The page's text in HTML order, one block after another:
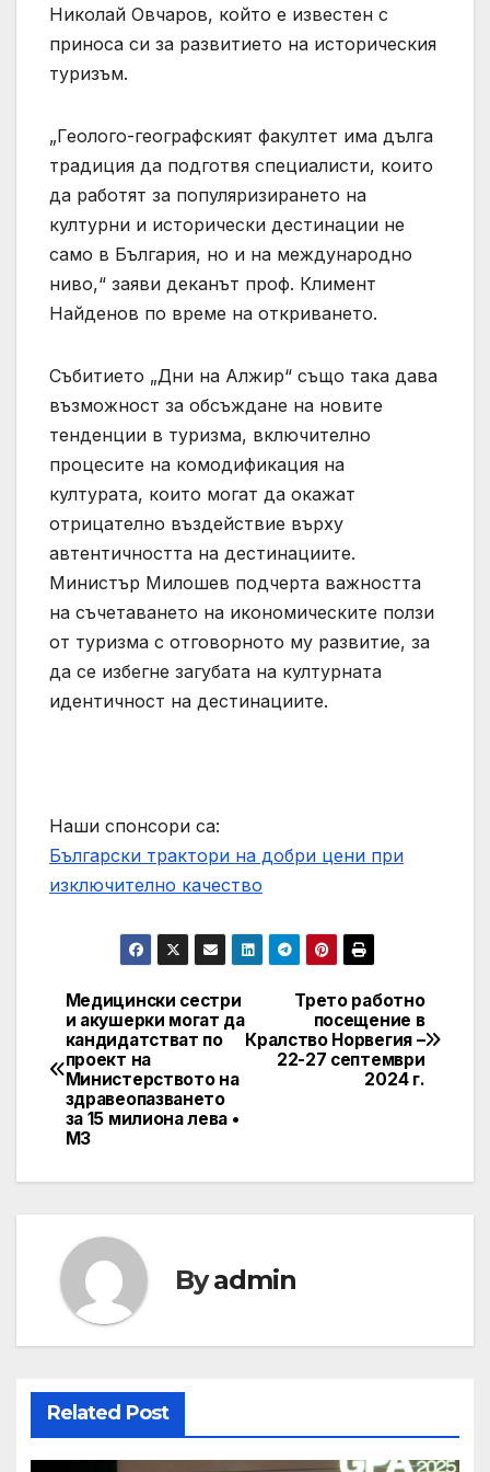
Николай Овчаров, който е известен с
приноса си за развитието на историческия
туризъм.
„Геолого-географският факултет има дълга
традиция да подготвя специалисти, които
да работят за популяризирането на
културни и исторически дестинации не
само в България, но и на международно
ниво,“ заяви деканът проф. Климент
Найденов по време на откриването.
Събитието „Дни на Алжир“ също така дава
възможност за обсъждане на новите
тенденции в туризма, включително
процесите на комодификация на
културата, които могат да окажат
отрицателно въздействие върху
автентичността на дестинациите.
Министър Милошев подчерта важността
на съчетаването на икономическите ползи
от туризма с отговорното му развитие, за
да се избегне загубата на културната
идентичност на дестинациите.
Наши спонсори са:
Български трактори на добри цени при
изключително качество
Post
navigation
Трето работно
посещение в
Кралство Норвегия –
22-27 септември
2024 г.
Медицински сестри
и акушерки могат да
кандидатстват по
проект на
Министерството на
здравеопазването
за 15 милиона лева •
МЗ
Byadmin
Related Post